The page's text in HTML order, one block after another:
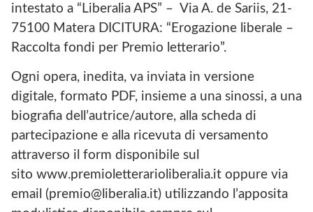
intestato a “Liberalia APS” – Via A. de Sariis, 21-
75100 Matera DICITURA: “Erogazione liberale –
Raccolta fondi per Premio letterario”.
Ogni opera, inedita, va inviata in versione
digitale, formato PDF, insieme a una sinossi, a una
biografia dell’autrice/autore, alla scheda di
partecipazione e alla ricevuta di versamento
attraverso il form disponibile sul
sito www.premioletterarioliberalia.it oppure via
email (premio@liberalia.it) utilizzando l’apposita